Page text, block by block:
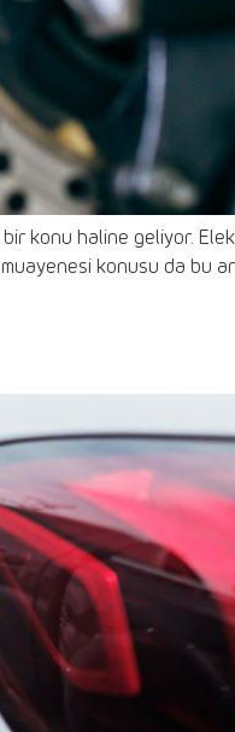
bir konu haline geliyor.
konusu da bu